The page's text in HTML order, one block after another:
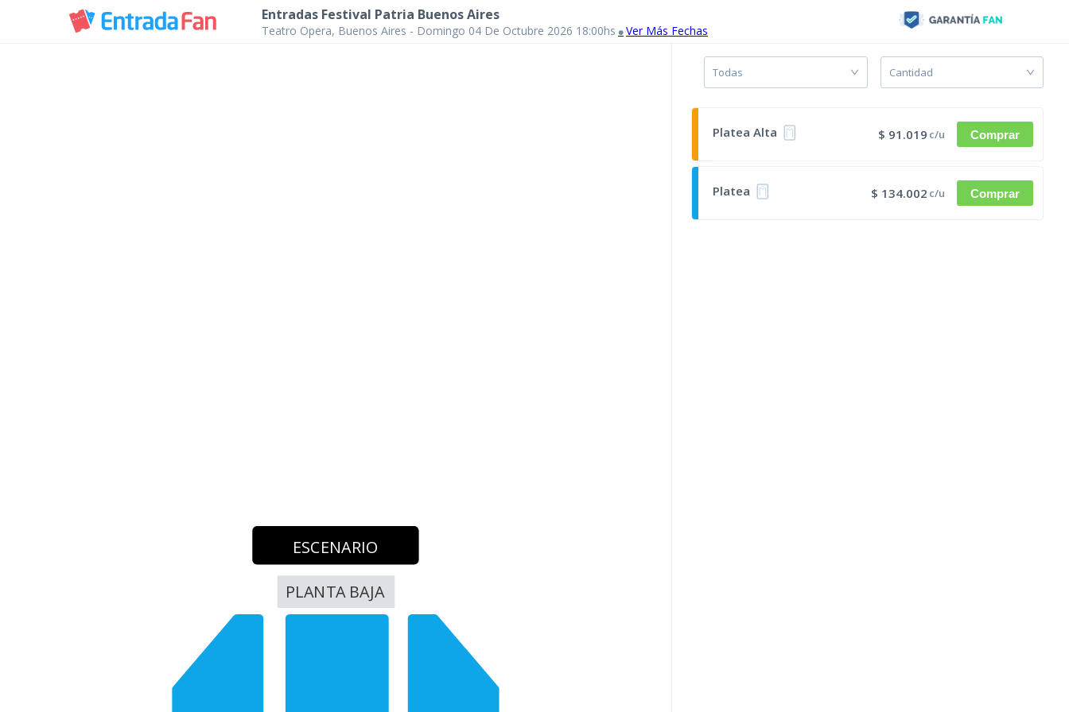
Entradas Festival Patria Buenos Aires
Teatro Opera, Buenos Aires - Domingo 04 De Octubre 2026 18:00hs Ver Más Fechas
ESCENARIO
PLANTA BAJA
Todas Cantidad
Platea Alta $ 91.019 c/u Comprar
Platea $ 134.002 c/u Comprar